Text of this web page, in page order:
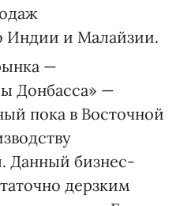
Индии и Малайзии.
—
Донбасса» —
пока в Восточной
Данный бизнес-
дерзким